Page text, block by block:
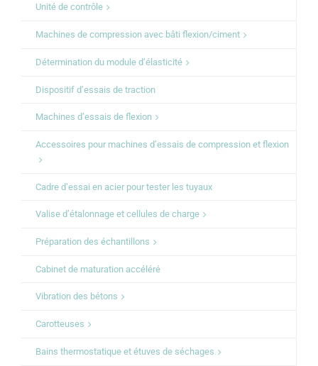
Unité de contrôle
Machines de compression avec bâti flexion/ciment
Détermination du module d’élasticité
Dispositif d’essais de traction
Machines d’essais de flexion
Accessoires pour machines d’essais de compression et flexion
Cadre d’essai en acier pour tester les tuyaux
Valise d’étalonnage et cellules de charge
Préparation des échantillons
Cabinet de maturation accéléré
Vibration des bétons
Carotteuses
Bains thermostatique et étuves de séchages